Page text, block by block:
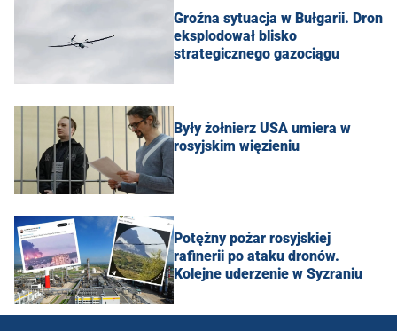
Groźna sytuacja w Bułgarii. Dron
eksplodował blisko
strategicznego gazociągu
Były żołnierz USA umiera w
rosyjskim więzieniu
Potężny pożar rosyjskiej
rafinerii po ataku dronów.
Kolejne uderzenie w Syzraniu